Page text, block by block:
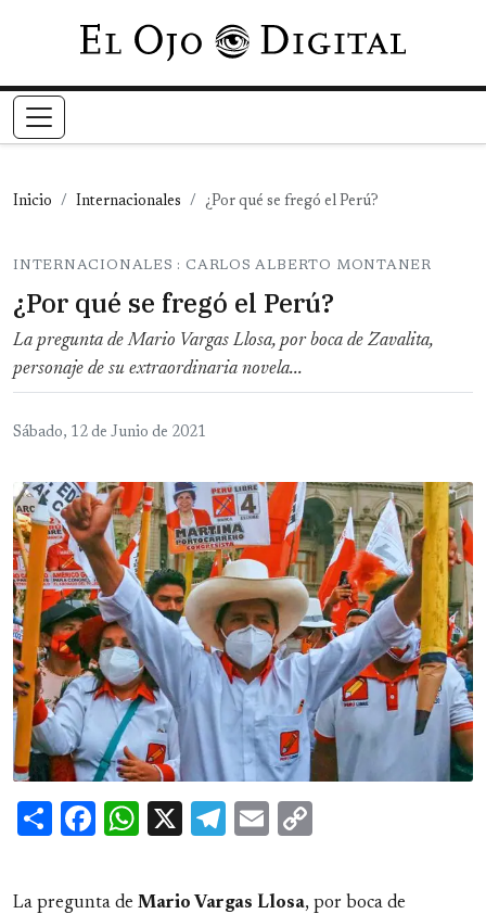
Pasar al contenido principal
Inicio Internacionales ¿Por qué se fregó el Perú?
INTERNACIONALES : CARLOS ALBERTO MONTANER
¿Por qué se fregó el Perú?
La pregunta de Mario Vargas Llosa, por boca de Zavalita,
personaje de su extraordinaria novela...
Sábado, 12 de Junio de 2021
ShareFacebook
WhatsApp
X Telegram
Email
La pregunta de Mario Vargas Llosa, por boca de